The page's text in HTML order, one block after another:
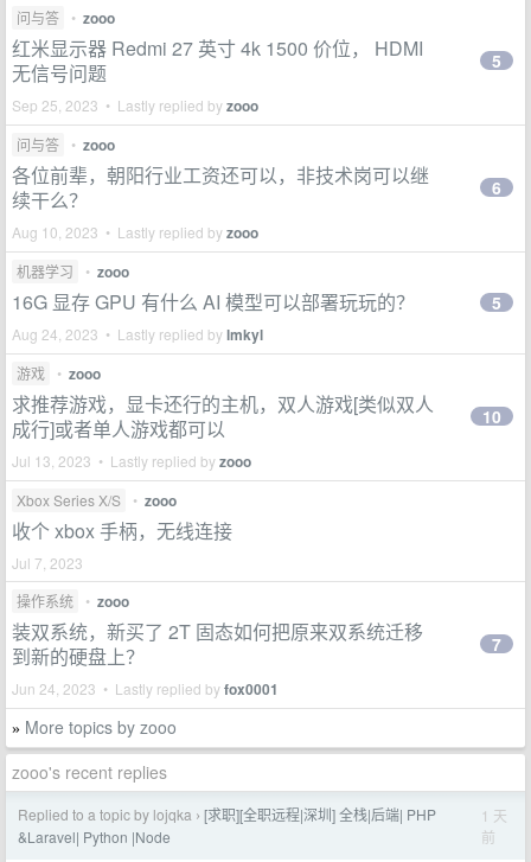
问与答
• zooo
红米显示器 Redmi 27 英寸 4k 1500 价位， HDMI
无信号问题
Sep 25, 2023 • Lastly replied byzooo
5
问与答 • zooo
各位前辈，朝阳行业工资还可以，非技术岗可以继
续干么？
Aug 10, 2023 • Lastly replied byzooo
6
机器学习 • zooo
16G 显存 GPU 有什么 AI 模型可以部署玩玩的？
Aug 24, 2023 • Lastly replied bylmkyl
5
游戏 • zooo
求推荐游戏，显卡还行的主机，双人游戏[类似双人
成行]或者单人游戏都可以
Jul 13, 2023 • Lastly replied byzooo
10
Xbox Series X/S • zooo
收个 xbox 手柄，无线连接
Jul 7, 2023
操作系统
• zooo
装双系统，新买了 2T 固态如何把原来双系统迁移
到新的硬盘上？
Jun 24, 2023 • Lastly replied byfox0001
7
» More topics by zooo
zooo's recent replies
Replied to a topic by lojqka › [求职][全职远程|深圳] 全栈|后端| PHP
&Laravel| Python |Node
1 天
前